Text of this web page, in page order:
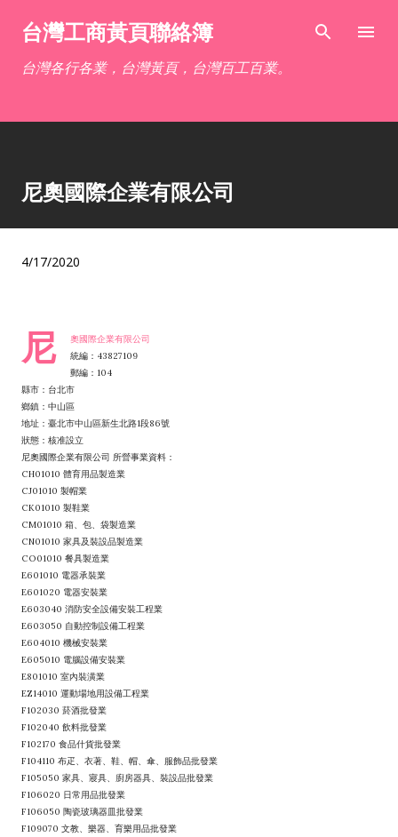
跳到主要內容
台灣工商黃頁聯絡簿
台灣各行各業，台灣黃頁，台灣百工百業。
尼奧國際企業有限公司
4/17/2020
尼
奧國際企業有限公司
統編：43827109
郵編：104
縣市：台北市
鄉鎮：中山區
地址：臺北市中山區新生北路1段86號
狀態：核准設立
尼奧國際企業有限公司 所營事業資料：
CH01010 體育用品製造業
CJ01010 製帽業
CK01010 製鞋業
CM01010 箱、包、袋製造業
CN01010 家具及裝設品製造業
CO01010 餐具製造業
E601010 電器承裝業
E601020 電器安裝業
E603040 消防安全設備安裝工程業
E603050 自動控制設備工程業
E604010 機械安裝業
E605010 電腦設備安裝業
E801010 室內裝潢業
EZ14010 運動場地用設備工程業
F102030 菸酒批發業
F102040 飲料批發業
F102170 食品什貨批發業
F104110 布疋、衣著、鞋、帽、傘、服飾品批發業
F105050 家具、寢具、廚房器具、裝設品批發業
F106020 日常用品批發業
F106050 陶瓷玻璃器皿批發業
F109070 文教、樂器、育樂用品批發業